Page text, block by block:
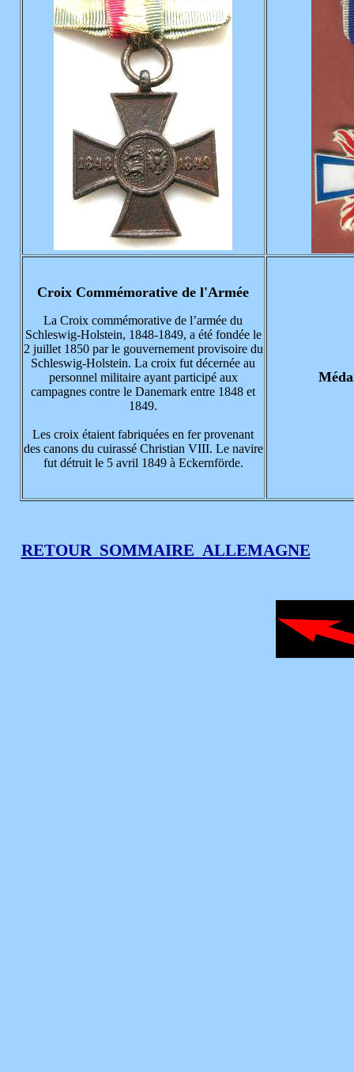
Croix Commémorative de l'Armée
La Croix commémorative de l’armée du
Schleswig-Holstein, 1848-1849, a été fondée le
2 juillet 1850 par le gouvernement provisoire du
Schleswig-Holstein. La croix fut décernée au
personnel militaire ayant participé aux
campagnes contre le Danemark entre 1848 et
1849.
Les croix étaient fabriquées en fer provenant
des canons du cuirassé Christian VIII. Le navire
fut détruit le 5 avril 1849 à Eckernförde.
RETOUR SOMMAIRE ALLEMAGNE